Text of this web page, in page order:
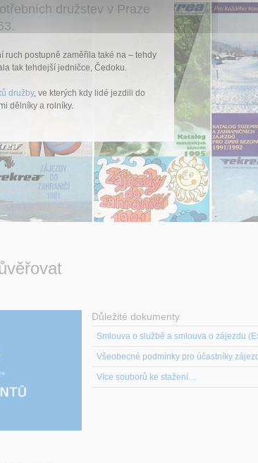
družstev v Praze
ruch postupně zaměřila také na – tehdy
tak tehdejší jedničce, Čedoku.
družby, ve kterých kdy lidé jezdili do
dělníky a rolníky.
Důležité dokumenty
Smlouva o službě a smlouva o zájezdu
Více souborů ke stažení…